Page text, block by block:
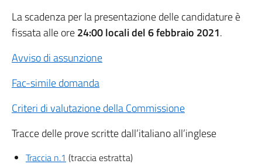
La scadenza per la presentazione delle candidature è
fissata alle ore24:00 locali del 6 febbraio 2021.
Avviso di assunzione
Fac-simile domanda
Criteri di valutazione della Commissione
Tracce delle prove scritte dall’italiano all’inglese
Traccia n.1 (traccia estratta)